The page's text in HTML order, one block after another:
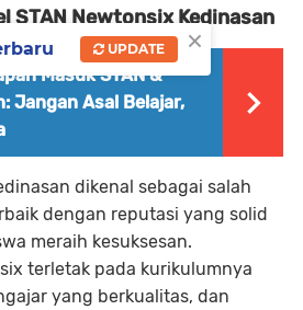
STAN Newtonsix Kedinasan
Masuk STAN &
Jangan Asal Belajar,
dikenal sebagai salah
dengan reputasi yang solid
meraih kesuksesan.
terletak pada kurikulumnya
yang berkualitas, dan
×
UPDATE